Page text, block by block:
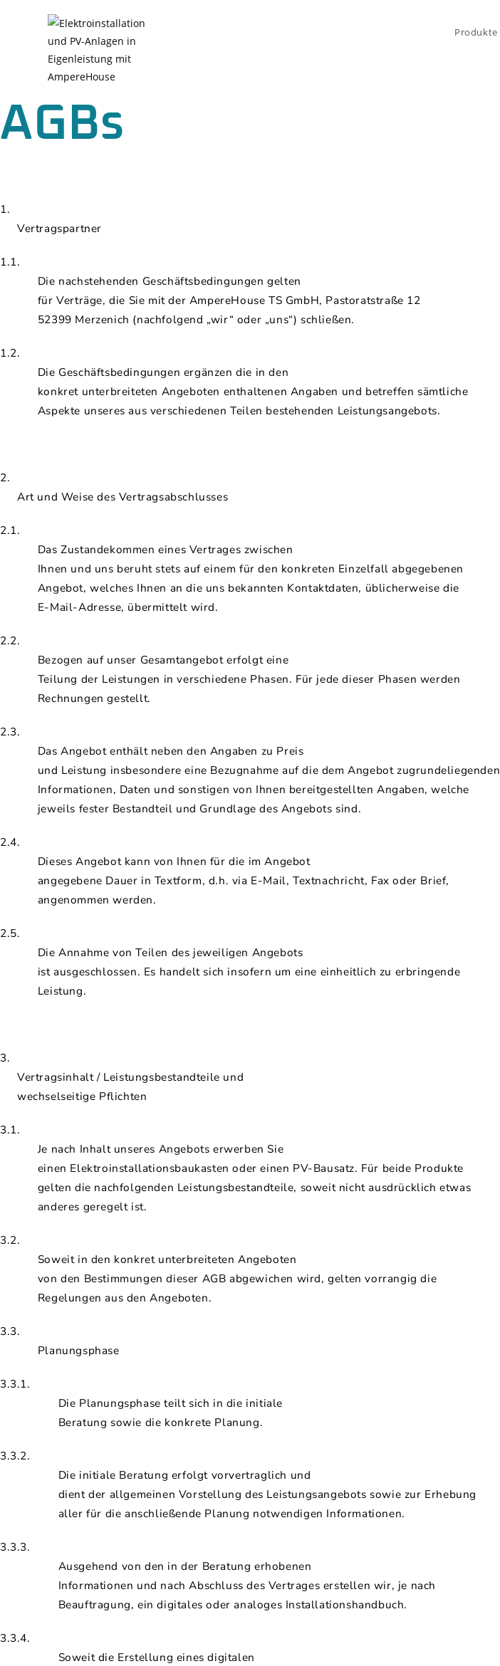
Produkte
AGBs
1.
Vertragspartner
1.1.
Die nachstehenden Geschäftsbedingungen gelten
für Verträge, die Sie mit der AmpereHouse TS GmbH, Pastoratstraße 12
52399 Merzenich (nachfolgend „wir“ oder „uns“) schließen.
1.2.
Die Geschäftsbedingungen ergänzen die in den
konkret unterbreiteten Angeboten enthaltenen Angaben und betreffen sämtliche
Aspekte unseres aus verschiedenen Teilen bestehenden Leistungsangebots.
2.
Art und Weise des Vertragsabschlusses
2.1.
Das Zustandekommen eines Vertrages zwischen
Ihnen und uns beruht stets auf einem für den konkreten Einzelfall abgegebenen
Angebot, welches Ihnen an die uns bekannten Kontaktdaten, üblicherweise die
E-Mail-Adresse, übermittelt wird.
2.2.
Bezogen auf unser Gesamtangebot erfolgt eine
Teilung der Leistungen in verschiedene Phasen. Für jede dieser Phasen werden
Rechnungen gestellt.
2.3.
Das Angebot enthält neben den Angaben zu Preis
und Leistung insbesondere eine Bezugnahme auf die dem Angebot zugrundeliegenden
Informationen, Daten und sonstigen von Ihnen bereitgestellten Angaben, welche
jeweils fester Bestandteil und Grundlage des Angebots sind.
2.4.
Dieses Angebot kann von Ihnen für die im Angebot
angegebene Dauer in Textform, d.h. via E-Mail, Textnachricht, Fax oder Brief,
angenommen werden.
2.5.
Die Annahme von Teilen des jeweiligen Angebots
ist ausgeschlossen. Es handelt sich insofern um eine einheitlich zu erbringende
Leistung.
3.
Vertragsinhalt / Leistungsbestandteile und
wechselseitige Pflichten
3.1.
Je nach Inhalt unseres Angebots erwerben Sie
einen Elektroinstallationsbaukasten oder einen PV-Bausatz. Für beide Produkte
gelten die nachfolgenden Leistungsbestandteile, soweit nicht ausdrücklich etwas
anderes geregelt ist.
3.2.
Soweit in den konkret unterbreiteten Angeboten
von den Bestimmungen dieser AGB abgewichen wird, gelten vorrangig die
Regelungen aus den Angeboten.
3.3.
Planungsphase
3.3.1.
Die Planungsphase teilt sich in die initiale
Beratung sowie die konkrete Planung.
3.3.2.
Die initiale Beratung erfolgt vorvertraglich und
dient der allgemeinen Vorstellung des Leistungsangebots sowie zur Erhebung
aller für die anschließende Planung notwendigen Informationen.
3.3.3.
Ausgehend von den in der Beratung erhobenen
Informationen und nach Abschluss des Vertrages erstellen wir, je nach
Beauftragung, ein digitales oder analoges Installationshandbuch.
3.3.4.
Soweit die Erstellung eines digitalen